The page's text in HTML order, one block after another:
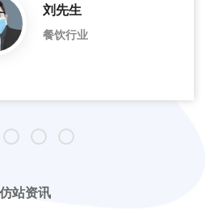
刘先生
餐饮行业
仿站资讯